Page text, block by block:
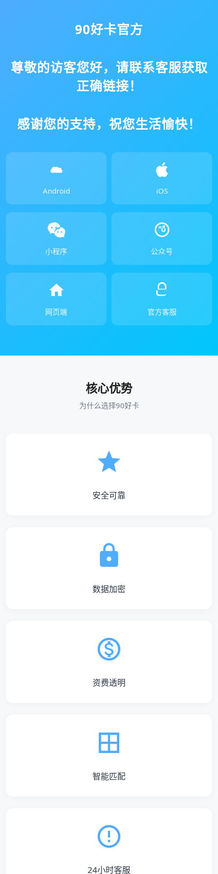
90好卡官方
尊敬的访客您好，请联系客服获取
正确链接！
感谢您的支持，祝您生活愉快！
Android iOS
小程序 公众号
网页端 官方客服
核心优势
为什么选择90好卡
安全可靠
数据加密
资费透明
智能匹配
24小时客服